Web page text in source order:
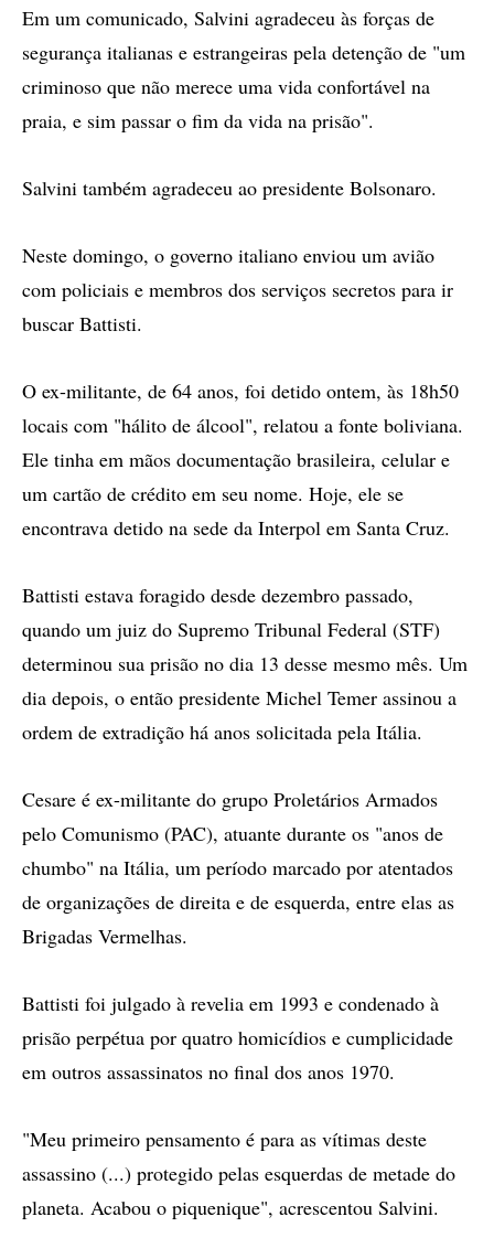
Em um comunicado, Salvini agradeceu às forças de
segurança italianas e estrangeiras pela detenção de "um
criminoso que não merece uma vida confortável na
praia, e sim passar o fim da vida na prisão".
Salvini também agradeceu ao presidente Bolsonaro.
Neste domingo, o governo italiano enviou um avião
com policiais e membros dos serviços secretos para ir
buscar Battisti.
O ex-militante, de 64 anos, foi detido ontem, às 18h50
locais com "hálito de álcool", relatou a fonte boliviana.
Ele tinha em mãos documentação brasileira, celular e
um cartão de crédito em seu nome. Hoje, ele se
encontrava detido na sede da Interpol em Santa Cruz.
Battisti estava foragido desde dezembro passado,
quando um juiz do Supremo Tribunal Federal (STF)
determinou sua prisão no dia 13 desse mesmo mês. Um
dia depois, o então presidente Michel Temer assinou a
ordem de extradição há anos solicitada pela Itália.
Cesare é ex-militante do grupo Proletários Armados
pelo Comunismo (PAC), atuante durante os "anos de
chumbo" na Itália, um período marcado por atentados
de organizações de direita e de esquerda, entre elas as
Brigadas Vermelhas.
Battisti foi julgado à revelia em 1993 e condenado à
prisão perpétua por quatro homicídios e cumplicidade
em outros assassinatos no final dos anos 1970.
"Meu primeiro pensamento é para as vítimas deste
assassino (...) protegido pelas esquerdas de metade do
planeta. Acabou o piquenique", acrescentou Salvini.